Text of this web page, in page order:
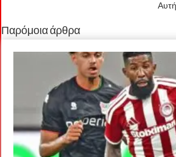
Παρόμοια άρθρα